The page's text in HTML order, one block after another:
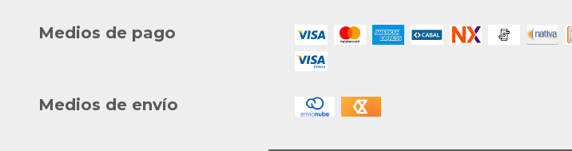
Medios de pago
Medios de envío